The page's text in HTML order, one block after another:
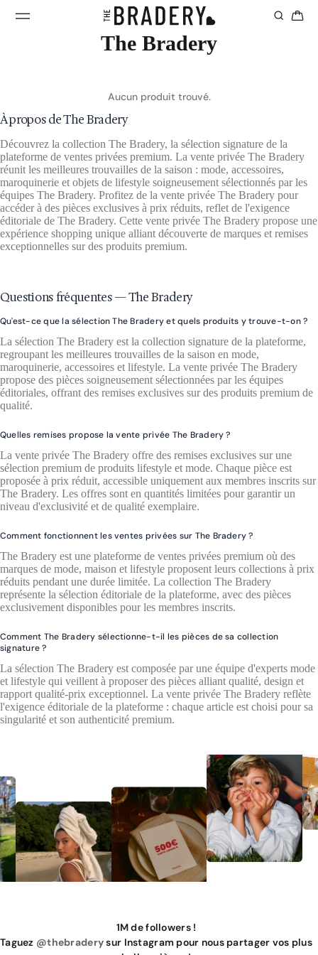
The Bradery
Aucun produit trouvé.
À propos de The Bradery
Découvrez la collection The Bradery, la sélection signature de la
plateforme de ventes privées premium. La vente privée The Bradery
réunit les meilleures trouvailles de la saison : mode, accessoires,
maroquinerie et objets de lifestyle soigneusement sélectionnés par les
équipes The Bradery. Profitez de la vente privée The Bradery pour
accéder à des pièces exclusives à prix réduits, reflet de l'exigence
éditoriale de The Bradery. Cette vente privée The Bradery propose une
expérience shopping unique alliant découverte de marques et remises
exceptionnelles sur des produits premium.
Questions fréquentes — The Bradery
Qu'est-ce que la sélection The Bradery et quels produits y trouve-t-on ?
La sélection The Bradery est la collection signature de la plateforme,
regroupant les meilleures trouvailles de la saison en mode,
maroquinerie, accessoires et lifestyle. La vente privée The Bradery
propose des pièces soigneusement sélectionnées par les équipes
éditoriales, offrant des remises exclusives sur des produits premium de
qualité.
Quelles remises propose la vente privée The Bradery ?
La vente privée The Bradery offre des remises exclusives sur une
sélection premium de produits lifestyle et mode. Chaque pièce est
proposée à prix réduit, accessible uniquement aux membres inscrits sur
The Bradery. Les offres sont en quantités limitées pour garantir un
niveau d'exclusivité et de qualité exemplaire.
Comment fonctionnent les ventes privées sur The Bradery ?
The Bradery est une plateforme de ventes privées premium où des
marques de mode, maison et lifestyle proposent leurs collections à prix
réduits pendant une durée limitée. La collection The Bradery
représente la sélection éditoriale de la plateforme, avec des pièces
exclusivement disponibles pour les membres inscrits.
Comment The Bradery sélectionne-t-il les pièces de sa collection
signature ?
La sélection The Bradery est composée par une équipe d'experts mode
et lifestyle qui veillent à proposer des pièces alliant qualité, design et
rapport qualité-prix exceptionnel. La vente privée The Bradery reflète
l'exigence éditoriale de la plateforme : chaque article est choisi pour sa
singularité et son authenticité premium.
1M de followers !
Taguez @thebraderysur Instagram pour nous partager vos plus